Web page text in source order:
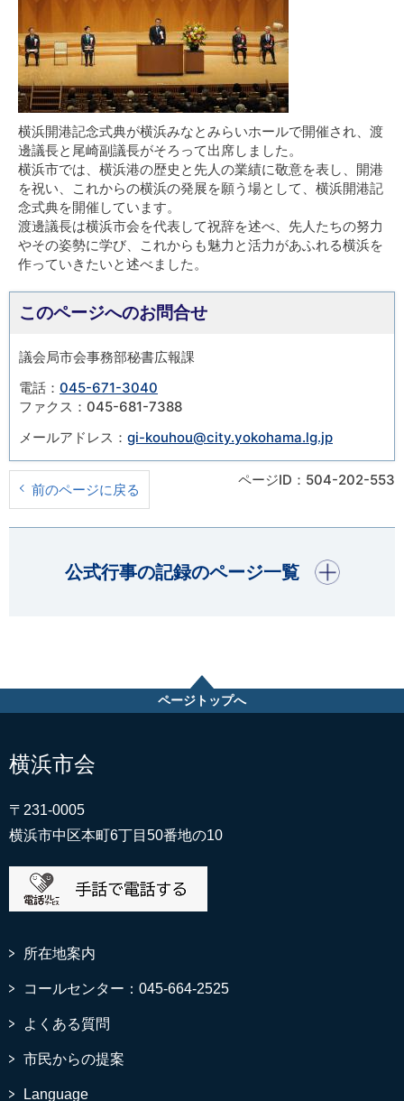
横浜開港記念式典が横浜みなとみらいホールで開催され、渡
邊議長と尾崎副議長がそろって出席しました。
横浜市では、横浜港の歴史と先人の業績に敬意を表し、開港
を祝い、これからの横浜の発展を願う場として、横浜開港記
念式典を開催しています。
渡邊議長は横浜市会を代表して祝辞を述べ、先人たちの努力
やその姿勢に学び、これからも魅力と活力があふれる横浜を
作っていきたいと述べました。
このページへのお問合せ
議会局市会事務部秘書広報課
電話： 045-671-3040
ファクス：045-681-7388
メールアドレス： gi-kouhou@city.yokohama.lg.jp
前のページに戻る
ページID：504-202-553
公式行事の記録のページ一覧
開く
ページトップへ
横浜市会
〒231-0005
横浜市中区本町6丁目50番地の10
所在地案内
コールセンター：045-664-2525
よくある質問
市民からの提案
Language